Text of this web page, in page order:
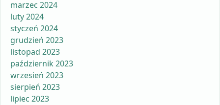
marzec 2024
luty 2024
styczeń 2024
grudzień 2023
listopad 2023
październik 2023
wrzesień 2023
sierpień 2023
lipiec 2023